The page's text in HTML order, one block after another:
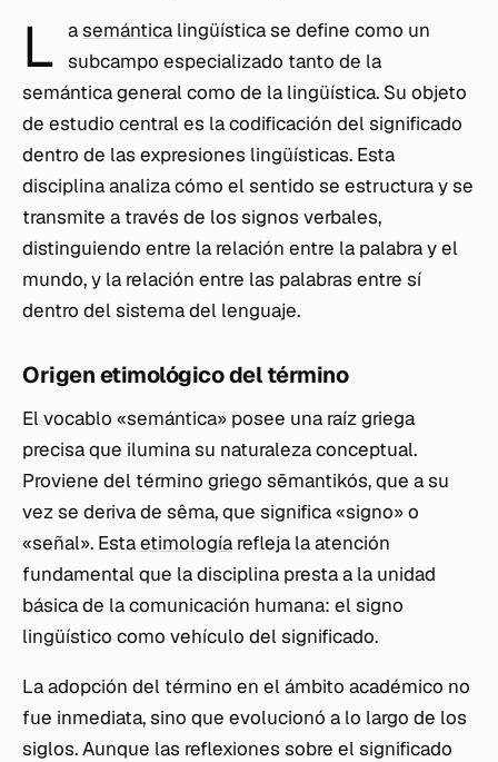
L asemántica lingüística se define como un
subcampo especializado tanto de la
semántica general como de la lingüística. Su objeto
de estudio central es la codificación del significado
dentro de las expresiones lingüísticas. Esta
disciplina analiza cómo el sentido se estructura y se
transmite a través de los signos verbales,
distinguiendo entre la relación entre la palabra y el
mundo, y la relación entre las palabras entre sí
dentro del sistema del lenguaje.
Origen etimológico del término
El vocablo «semántica» posee una raíz griega
precisa que ilumina su naturaleza conceptual.
Proviene del término griego sēmantikós, que a su
vez se deriva de sêma, que significa «signo» o
«señal». Estaetimología refleja la atención
fundamental que la disciplina presta a la unidad
básica de la comunicación humana: el signo
lingüístico como vehículo del significado.
La adopción del término en el ámbito académico no
fue inmediata, sino que evolucionó a lo largo de los
siglos. Aunque las reflexiones sobre el significado